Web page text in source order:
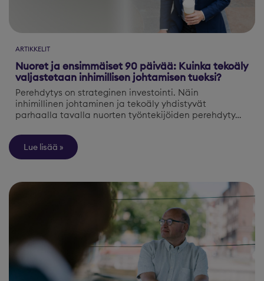
ARTIKKELIT
Nuoret ja ensimmäiset 90 päivää: Kuinka tekoäly
valjastetaan inhimillisen johtamisen tueksi?
Perehdytys on strateginen investointi. Näin
inhimillinen johtaminen ja tekoäly yhdistyvät
parhaalla tavalla nuorten työntekijöiden perehdyty…
Lue lisää